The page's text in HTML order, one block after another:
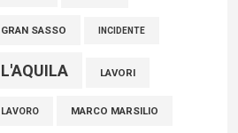
GRAN SASSO INCIDENTE
L'AQUILA LAVORI
LAVORO MARCO MARSILIO